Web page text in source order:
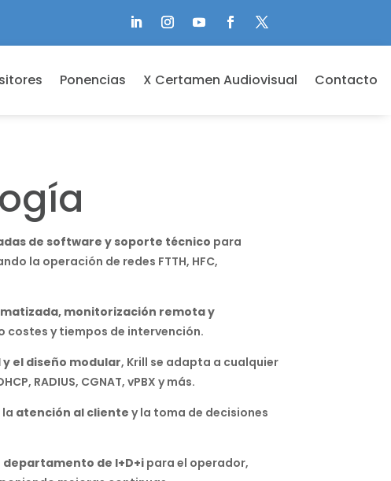
Ponencias X Certamen Audiovisual Contacto
de software y soporte técnico para
la operación de redes FTTH, HFC,
monitorización remota y
costes y tiempos de intervención.
el diseño modular, Krill se adapta a cualquier
RADIUS, CGNAT, vPBX y más.
la atención al cliente y la toma de decisiones
departamento de I+D+ipara el operador,